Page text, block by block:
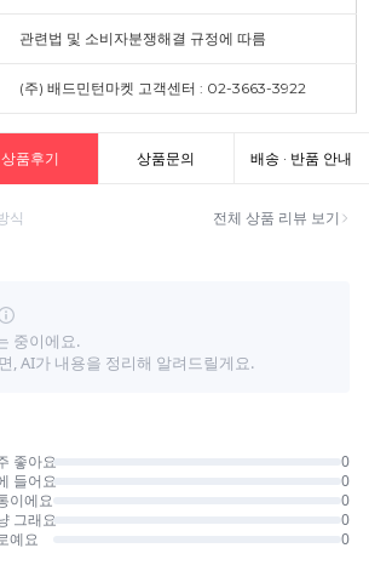
관련법 및 소비자분쟁해결 규정에 따름
(주) 배드민턴마켓 고객센터 : 02-3663-3922
상품후기 상품문의 배송 · 반품 안내